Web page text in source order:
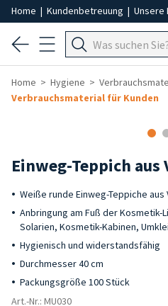
Home | Kundenbetreuung | Unsere
Home Hygiene
Verbrauchsmaterial für Kunden
Einweg-Teppich aus
Weiße runde Einweg-Teppiche aus
Anbringung am Fuß der Kosmetik-
Solarien, Kosmetik-Kabinen,
Hygienisch und widerstandsfähig
Durchmesser 40 cm
Packungsgröße 100 Stück
Art.-Nr.: MU030